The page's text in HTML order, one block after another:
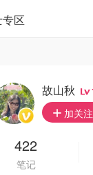
区
故山秋
加关注
422
笔记